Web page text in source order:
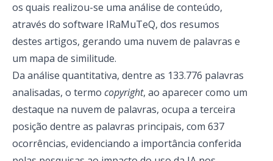
os quais realizou-se uma análise de conteúdo,
através do software IRaMuTeQ, dos resumos
destes artigos, gerando uma nuvem de palavras e
um mapa de similitude.
Da análise quantitativa, dentre as 133.776 palavras
analisadas, o termo copyright, ao aparecer como um
destaque na nuvem de palavras, ocupa a terceira
posição dentre as palavras principais, com 637
ocorrências, evidenciando a importância conferida